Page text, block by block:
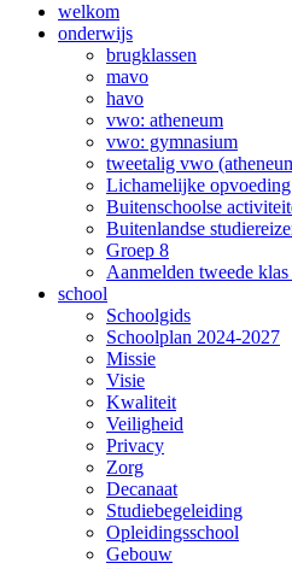
welkom
onderwijs
brugklassen
mavo
havo
vwo: atheneum
vwo: gymnasium
tweetalig vwo
Lichamelijke opvoeding
Buitenschoolse
Buitenlandse
Groep 8
Aanmelden tweede
school
Schoolgids
Schoolplan 2024-2027
Missie
Visie
Kwaliteit
Veiligheid
Privacy
Zorg
Decanaat
Studiebegeleiding
Opleidingsschool
Gebouw